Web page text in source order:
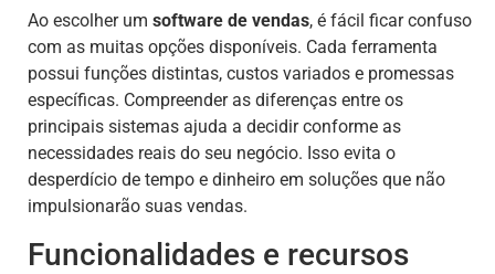
Ao escolher um software de vendas, é fácil ficar confuso
com as muitas opções disponíveis. Cada ferramenta
possui funções distintas, custos variados e promessas
específicas. Compreender as diferenças entre os
principais sistemas ajuda a decidir conforme as
necessidades reais do seu negócio. Isso evita o
desperdício de tempo e dinheiro em soluções que não
impulsionarão suas vendas.
Funcionalidades e recursos